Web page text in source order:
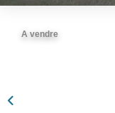
A vendre